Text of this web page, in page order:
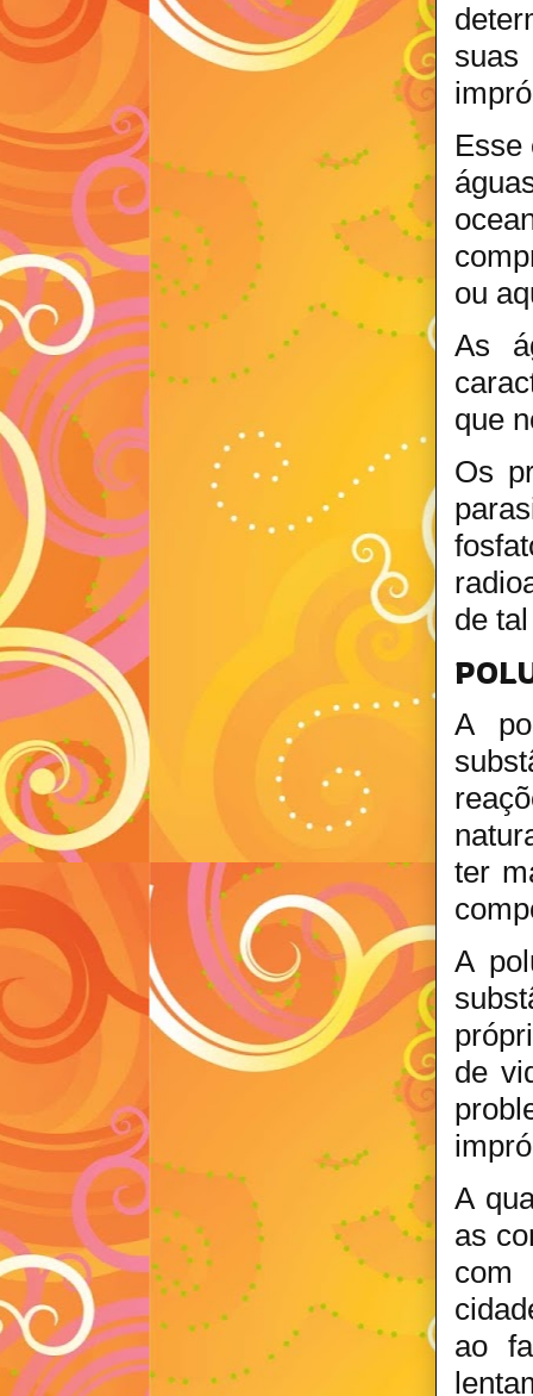
Esse
ou
As
que
Os
de
A
ter
A
de
A
as
com
ao